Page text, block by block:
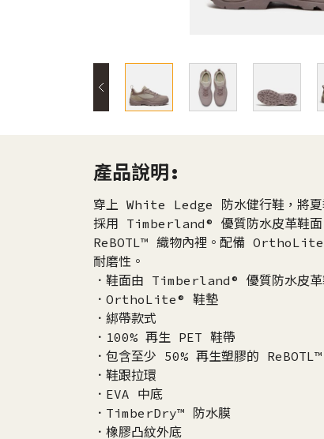
產品說明:
穿上 White Ledge 防水健行鞋，將夏
採用 Timberland® 優質防水皮革鞋面
ReBOTL™ 織物內裡。配備
耐磨性。
．鞋面由 Timberland® 優質防水皮革
．OrthoLite® 鞋墊
．綁帶款式
．100% 再生 PET 鞋帶
．包含至少 50% 再生塑膠的
．鞋跟拉環
．EVA 中底
．TimberDry™ 防水膜
．橡膠凸紋外底